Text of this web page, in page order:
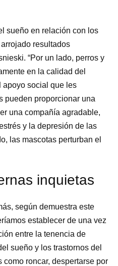
sueño en relación con los
resultados
“Por un lado, perros y
en la calidad del
apoyo social que les
pueden proporcionar una
una compañía agradable,
y la depresión de las
las mascotas perturban el
inquietas
según demuestra este
establecer de una vez
entre la tenencia de
sueño y los trastornos del
roncar, despertarse por